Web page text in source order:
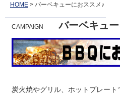
HOME バーベキューにおススメ♪
CAMPAIGN バーベキュ
炭火焼やグリル、ホットプレー